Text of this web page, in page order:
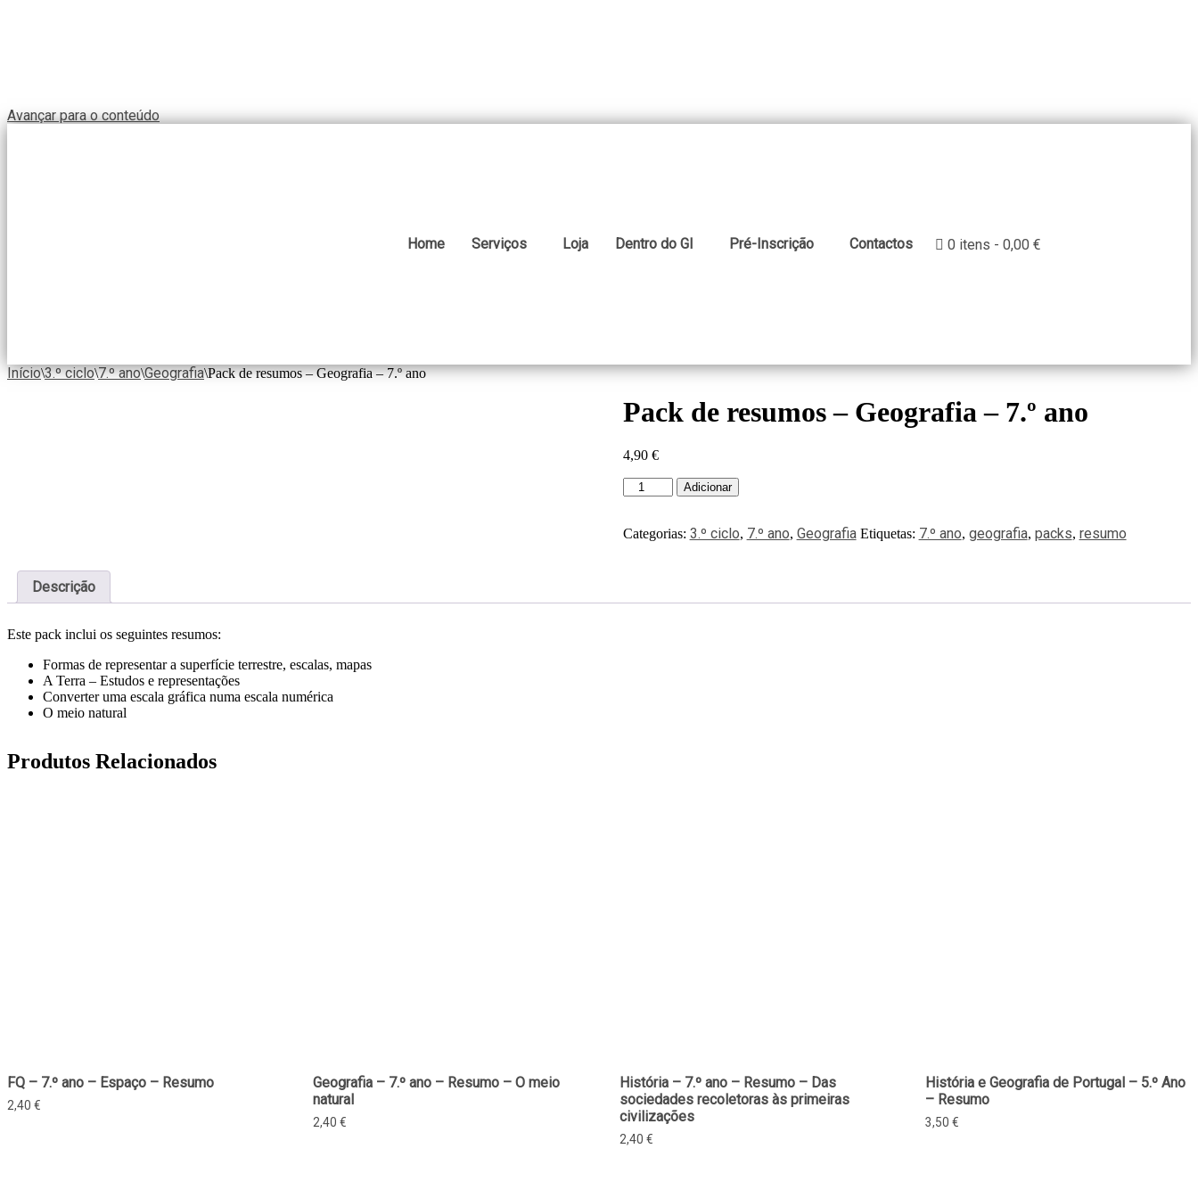
Avançar para o conteúdo
Home Serviços Loja Dentro do GI Pré-Inscrição Contactos 0 itens 0,00 €
Início\3.º ciclo\7.º ano\Geografia\Pack de resumos – Geografia – 7.º ano
Pack de resumos – Geografia – 7.º ano
4,90 €
Adicionar
Categorias: 3.º ciclo, 7.º ano, Geografia Etiquetas: 7.º ano, geografia, packs, resumo
Descrição
Este pack inclui os seguintes resumos:
Formas de representar a superfície terrestre, escalas, mapas
A Terra – Estudos e representações
Converter uma escala gráfica numa escala numérica
O meio natural
Produtos Relacionados
FQ – 7.º ano – Espaço – Resumo
2,40 €
Geografia – 7.º ano – Resumo – O meio
natural
2,40€
História – 7.º ano – Resumo – Das
sociedades recoletoras às primeiras
civilizações
2,40 €
História e Geografia de Portugal – 5.º Ano
– Resumo
3,50 €